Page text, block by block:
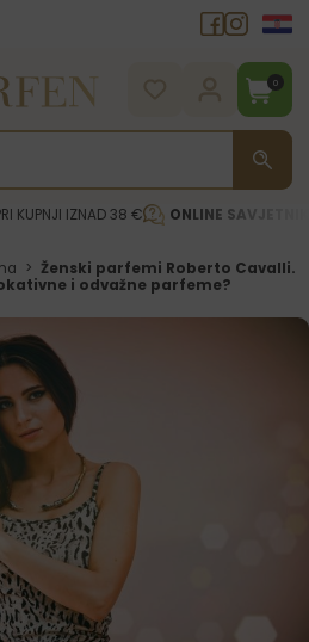
0
KUPNJI IZNAD 38 € ONLINE
> Ženski parfemi Roberto Cavalli.
i odvažne parfeme?